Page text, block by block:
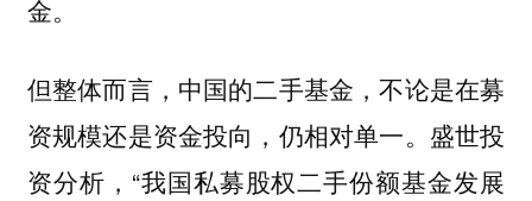
金。
但整体而言，中国的二手基金，不论是在募
资规模还是资金投向，仍相对单一。盛世投
资分析，“我国私募股权二手份额基金发展